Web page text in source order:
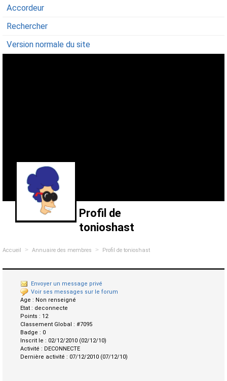
Accordeur
Rechercher
Version normale du site
Profil de
tonioshast
Accueil > Annuaire des membres > Profil de tonioshast
Envoyer un message privé
Voir ses messages sur le forum
Age : Non renseigné
Etat : deconnecte
Points : 12
Classement Global : #7095
Badge : 0
Inscrit le : 02/12/2010 (02/12/10)
Activité : DECONNECTE
Dernière activité : 07/12/2010 (07/12/10)